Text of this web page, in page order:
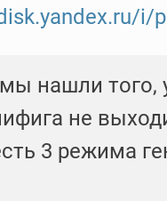
i/
нашли того,
не
3 режима